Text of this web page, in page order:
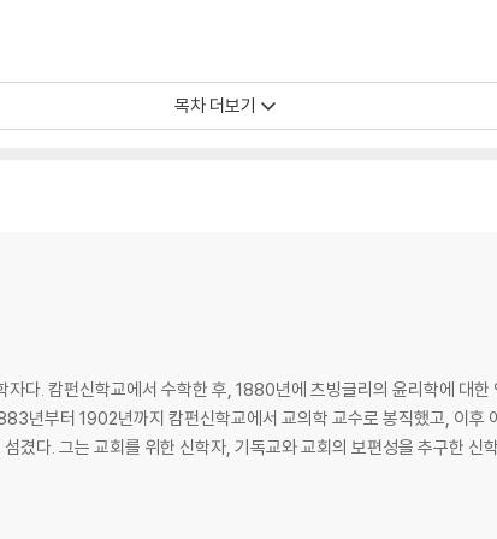
목차 더보기
다. 캄펀신학교에서 수학한 후, 1880년에 츠빙글리의 윤리학에 대
년부터 1902년까지 캄펀신학교에서 교의학 교수로 봉직했고, 이후
겼다. 그는 교회를 위한 신학자, 기독교와 교회의 보편성을 추구한 신